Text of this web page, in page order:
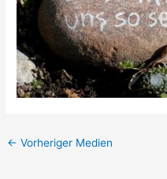
← Vorheriger Medien